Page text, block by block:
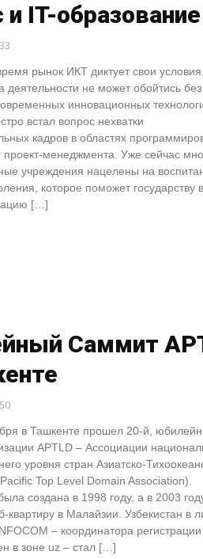
и IT-образование
рынок ИКТ диктует свои
деятельности не может обойтись без
инновационных
встал вопрос нехватки
кадров в областях
проект-менеджмента. Уже сейчас
учреждения нацелены на
которое поможет государству
[…]
Саммит
в Ташкенте прошел 20-й,
APTLD – Ассоциации
уровня стран Азиатско-
Top Level Domain Association).
создана в 1998 году, а в 2003
квартиру в Малайзии. Узбекистан в
– координатора регистрации
в зоне uz – стал […]